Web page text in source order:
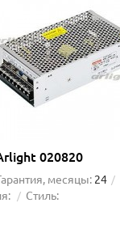
020820
месяцы: 24
Стиль: